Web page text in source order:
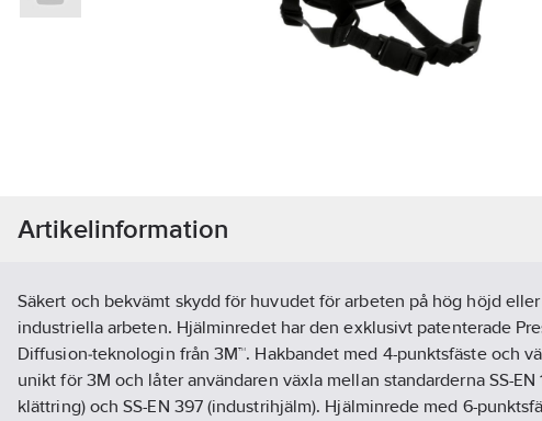
Artikelinformation
Säkert och bekvämt skydd för huvudet för arbeten på hög höjd
industriella arbeten. Hjälminredet har den exklusivt patenterade
Diffusion‑teknologin från 3M™. Hakbandet med 4-punktsfäste och
unikt för 3M och låter användaren växla mellan standarderna SS-EN
klättring) och SS-EN 397 (industrihjälm). Hjälminrede med 6-